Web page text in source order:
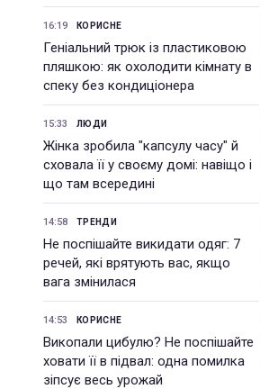
16:19 КОРИСНЕ
Геніальний трюк із пластиковою
пляшкою: як охолодити кімнату в
спеку без кондиціонера
15:33 ЛЮДИ
Жінка зробила "капсулу часу" й
сховала її у своєму домі: навіщо і
що там всередині
14:58 ТРЕНДИ
Не поспішайте викидати одяг: 7
речей, які врятують вас, якщо
вага змінилася
14:53 КОРИСНЕ
Викопали цибулю? Не поспішайте
ховати її в підвал: одна помилка
зіпсує весь урожай